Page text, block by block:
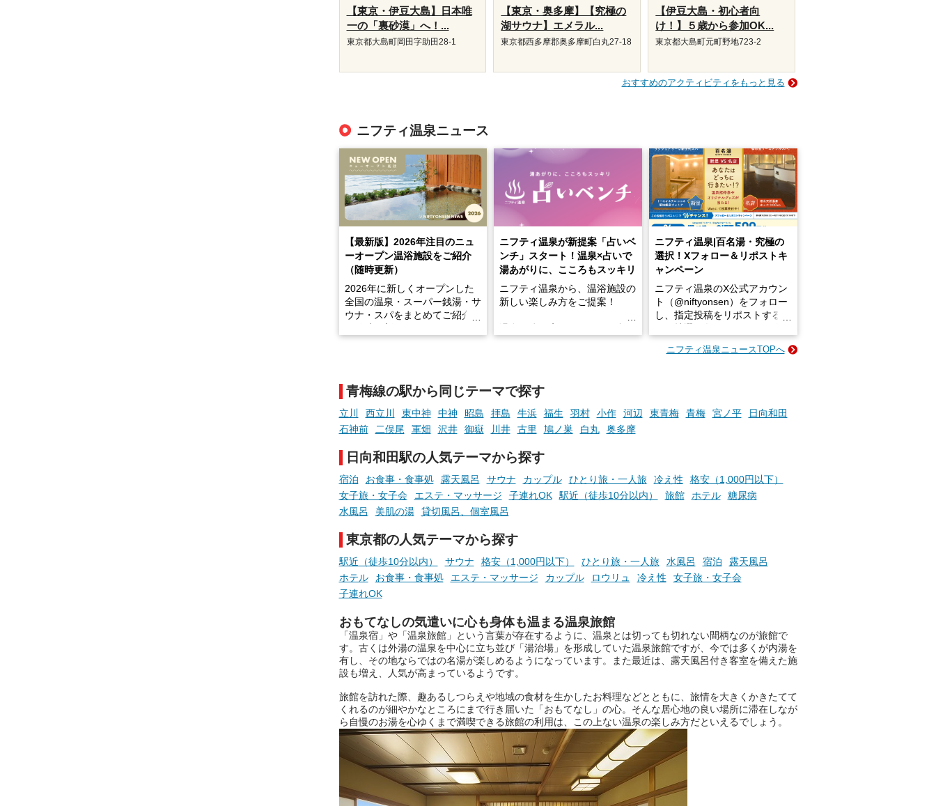
【東京・伊豆大島】日本唯
一の「裏砂漠」へ！...
東京都大島町岡田字助田28-1
【東京・奥多摩】【究極の
湖サウナ】エメラル...
東京都西多摩郡奥多摩町白丸27-18
【伊豆大島・初心者向
け！】５歳から参加OK...
東京都大島町元町野地723-2
おすすめのアクティビティをもっと見る
ニフティ温泉ニュース
【最新版】2026年注目のニュ
ーオープン温浴施設をご紹介
（随時更新）
2026年に新しくオープンした
全国の温泉・スーパー銭湯・サ
ウナ・スパをまとめてご紹介！
まったスポットが続々登場して
います。
現地取材記事もあわせて紹介し
ていますので、気になる施設は
ぜひチェックして次のおでかけ
先の参考にしてみてください
ね。
ニフティ温泉が新提案「占いベ
ンチ」スタート！温泉×占いで
湯あがりに、こころもスッキリ
ニフティ温泉から、温浴施設の
新しい楽しみ方をご提案！
手相やタロットなど気軽に楽し
める占いで、“ととのう”おふろ
時間を、もっと特別に。
ニフティ温泉|百名湯・究極の
選択！Xフォロー＆リポストキ
ャンペーン
ニフティ温泉のX公式アカウン
ト（@niftyonsen）をフォロー
し、指定投稿をリポストする
GIFT500円分をプレゼントい
ニフティ温泉ニュースTOPへ
青梅線の駅から同じテーマで探す
立川 西立川 東中神 中神 昭島 拝島 牛浜 福生 羽村 小作 河辺 東青梅 青梅 宮ノ平
日向和田
石神前
二俣尾 軍畑 沢井 御嶽 川井 古里 鳩ノ巣 白丸 奥多摩
日向和田駅の人気テーマから探す
宿泊 お食事・食事処 露天風呂 サウナ カップル ひとり旅・一人旅 冷え性
格安（1,000円以下）
女子旅・女子会
エステ・マッサージ 子連れOK 駅近（徒歩10分以内） 旅館 ホテル
糖尿病
水風呂
美肌の湯 貸切風呂、個室風呂
東京都の人気テーマから探す
駅近（徒歩10分以内） サウナ 格安（1,000円以下） ひとり旅・一人旅 水風呂 宿泊
露天風呂
ホテル
お食事・食事処 エステ・マッサージ カップル ロウリュ 冷え性
女子旅・女子会
子連れOK
おもてなしの気遣いに心も身体も温まる温泉旅館
「温泉宿」や「温泉旅館」という言葉が存在するように、温泉とは切っても切れない間柄なのが旅館で
す。古くは外湯の温泉を中心に立ち並び「湯治場」を形成していた温泉旅館ですが、今では多くが内湯を
有し、その地ならではの名湯が楽しめるようになっています。また最近は、露天風呂付き客室を備えた施
設も増え、人気が高まっているようです。
旅館を訪れた際、趣あるしつらえや地域の食材を生かしたお料理などとともに、旅情を大きくかきたてて
くれるのが細やかなところにまで行き届いた「おもてなし」の心。そんな居心地の良い場所に滞在しなが
ら自慢のお湯を心ゆくまで満喫できる旅館の利用は、この上ない温泉の楽しみ方だといえるでしょう。